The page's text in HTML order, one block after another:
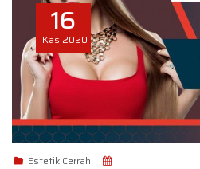
16
Kas 2020
Estetik Cerrahi